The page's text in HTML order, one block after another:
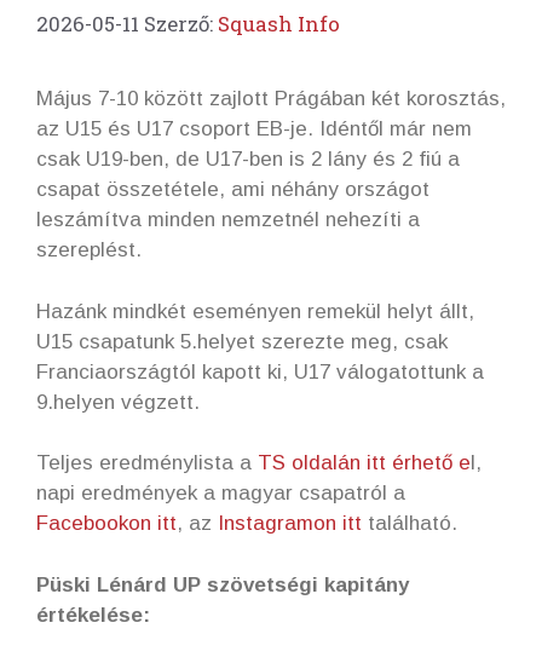
2026-05-11 Szerző: Squash Info
Május 7-10 között zajlott Prágában két korosztás,
az U15 és U17 csoport EB-je. Idéntől már nem
csak U19-ben, de U17-ben is 2 lány és 2 fiú a
csapat összetétele, ami néhány országot
leszámítva minden nemzetnél nehezíti a
szereplést.
Hazánk mindkét eseményen remekül helyt állt,
U15 csapatunk 5.helyet szerezte meg, csak
Franciaországtól kapott ki, U17 válogatottunk a
9.helyen végzett.
Teljes eredménylista a TS oldalán itt érhető e l,
napi eredmények a magyar csapatról a
Facebookon itt, az Instagramon itt található.
Püski Lénárd UP szövetségi kapitány
értékelése: